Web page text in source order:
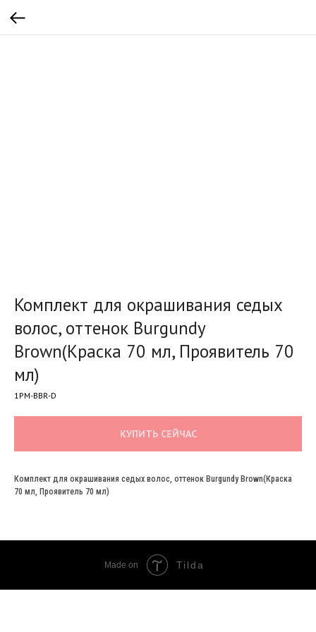
Комплект для окрашивания седых
волос, оттенок Burgundy
Brown(Краска 70 мл, Проявитель 70
мл)
1PM-BBR-D
КУПИТЬ СЕЙЧАС
Комплект для окрашивания седых волос, оттенок Burgundy Brown(Краска
70 мл, Проявитель 70 мл)
Made on Tilda